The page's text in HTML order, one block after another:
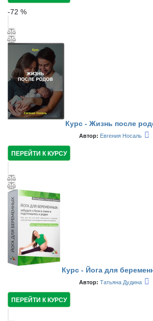
-72 %
Курс - Жизнь после
Автор: Евгения Носаль
ПЕРЕЙТИ К КУРСУ
Курс - Йога для
Автор: Татьяна Дудина
ПЕРЕЙТИ К КУРСУ